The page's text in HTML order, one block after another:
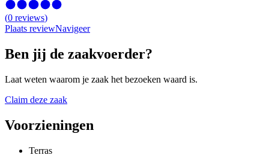
(0 reviews)
Plaats reviewNavigeer
Ben jij de zaakvoerder?
Laat weten waarom je zaak het bezoeken waard is.
Claim deze zaak
Voorzieningen
Terras